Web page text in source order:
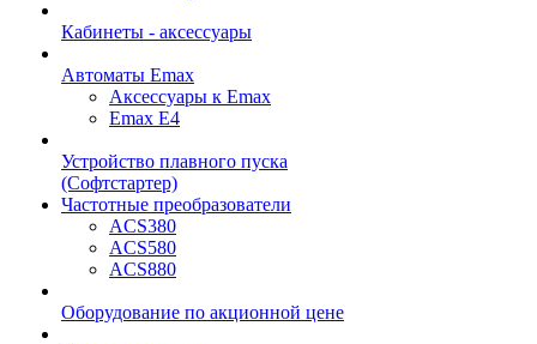
Кабинеты - аксессуары
Автоматы Emax
Аксессуары к Emax
Emax E4
Устройство плавного пуска
(Софтстартер)
Частотные преобразователи
ACS380
ACS580
ACS880
Оборудование по акционной цене